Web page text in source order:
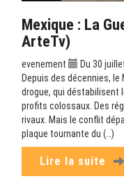
Mexique : La
ArteTv)
evenement
Du 30
Depuis des décennies,
drogue, qui déstabilisent
profits colossaux. Des
rivaux. Mais le conflit
plaque tournante du (…)
Lire la suite